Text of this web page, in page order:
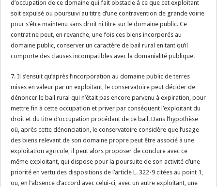
d’occupation de ce domaine qui fait obstacle à ce que cet exploitant
soit expulsé ou poursuivi au titre d’une contravention de grande voirie
pour s’être maintenu sans droit ni titre sur le domaine public. Ce
contrat ne peut, en revanche, une fois ces biens incorporés au
domaine public, conserver un caractère de bail rural en tant qu’il
comporte des clauses incompatibles avec la domanialité publique.
7. Il s’ensuit qu’après l’incorporation au domaine public de terres
mises en valeur par un exploitant, le conservatoire peut décider de
dénoncer le bail rural qui n’était pas encore parvenu à expiration, pour
mettre fin à cette occupation et priver par conséquent l’exploitant du
droit et du titre d’occupation procédant de ce bail. Dans l’hypothèse
où, après cette dénonciation, le conservatoire considère que l’usage
des biens relevant de son domaine propre peut être associé à une
exploitation agricole, il peut alors proposer de conclure avec ce
même exploitant, qui dispose pour la poursuite de son activité d’une
priorité en vertu des dispositions de l’article L. 322-9 citées au point 1,
ou, en l’absence d’accord avec celui-ci, avec un autre exploitant, une